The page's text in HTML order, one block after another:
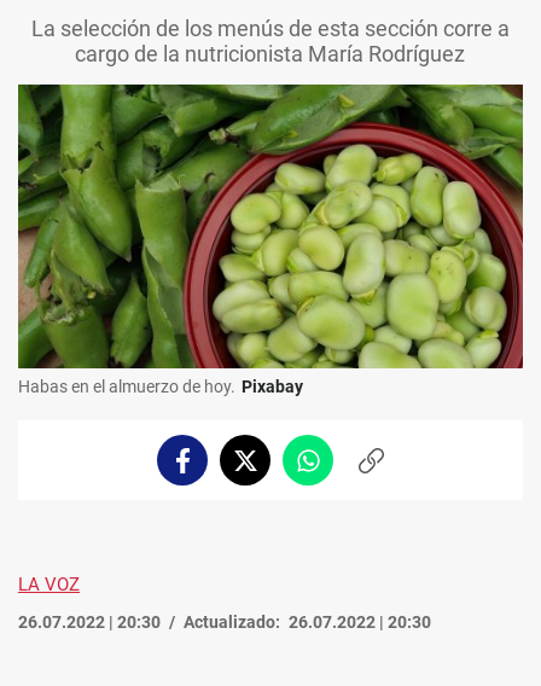
La selección de los menús de esta sección corre a
cargo de la nutricionista María Rodríguez
Habas en el almuerzo de hoy. Pixabay
FacebookTwitterWhatsappCopiar
LA VOZ
26.07.2022 | 20:30 Actualizado: 26.07.2022 | 20:30